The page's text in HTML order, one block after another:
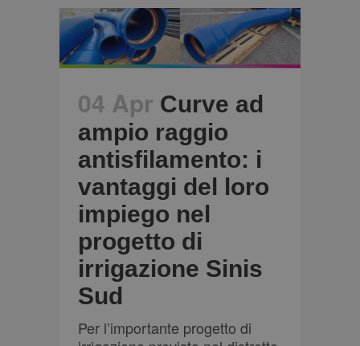
04 Apr Curve ad
ampio raggio
antisfilamento: i
vantaggi del loro
impiego nel
progetto di
irrigazione Sinis
Sud
Per l’importante progetto di